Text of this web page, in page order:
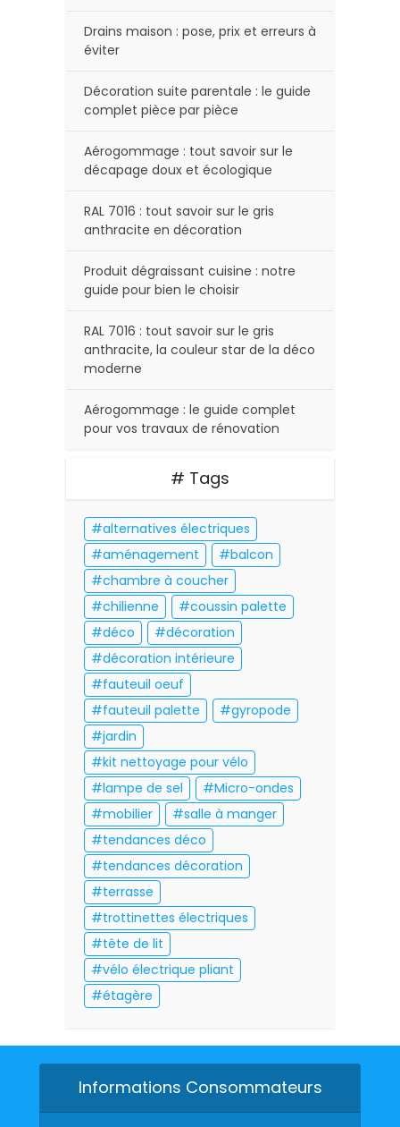
Drains maison : pose, prix et erreurs à
éviter
Décoration suite parentale : le guide
complet pièce par pièce
Aérogommage : tout savoir sur le
décapage doux et écologique
RAL 7016 : tout savoir sur le gris
anthracite en décoration
Produit dégraissant cuisine : notre
guide pour bien le choisir
RAL 7016 : tout savoir sur le gris
anthracite, la couleur star de la déco
moderne
Aérogommage : le guide complet
pour vos travaux de rénovation
# Tags
alternatives électriques
aménagement
balcon
chambre à coucher
chilienne
coussin palette
déco
décoration
décoration intérieure
fauteuil oeuf
fauteuil palette
gyropode
jardin
kit nettoyage pour vélo
lampe de sel
Micro-ondes
mobilier
salle à manger
tendances déco
tendances décoration
terrasse
trottinettes électriques
tête de lit
vélo électrique pliant
étagère
Informations Consommateurs